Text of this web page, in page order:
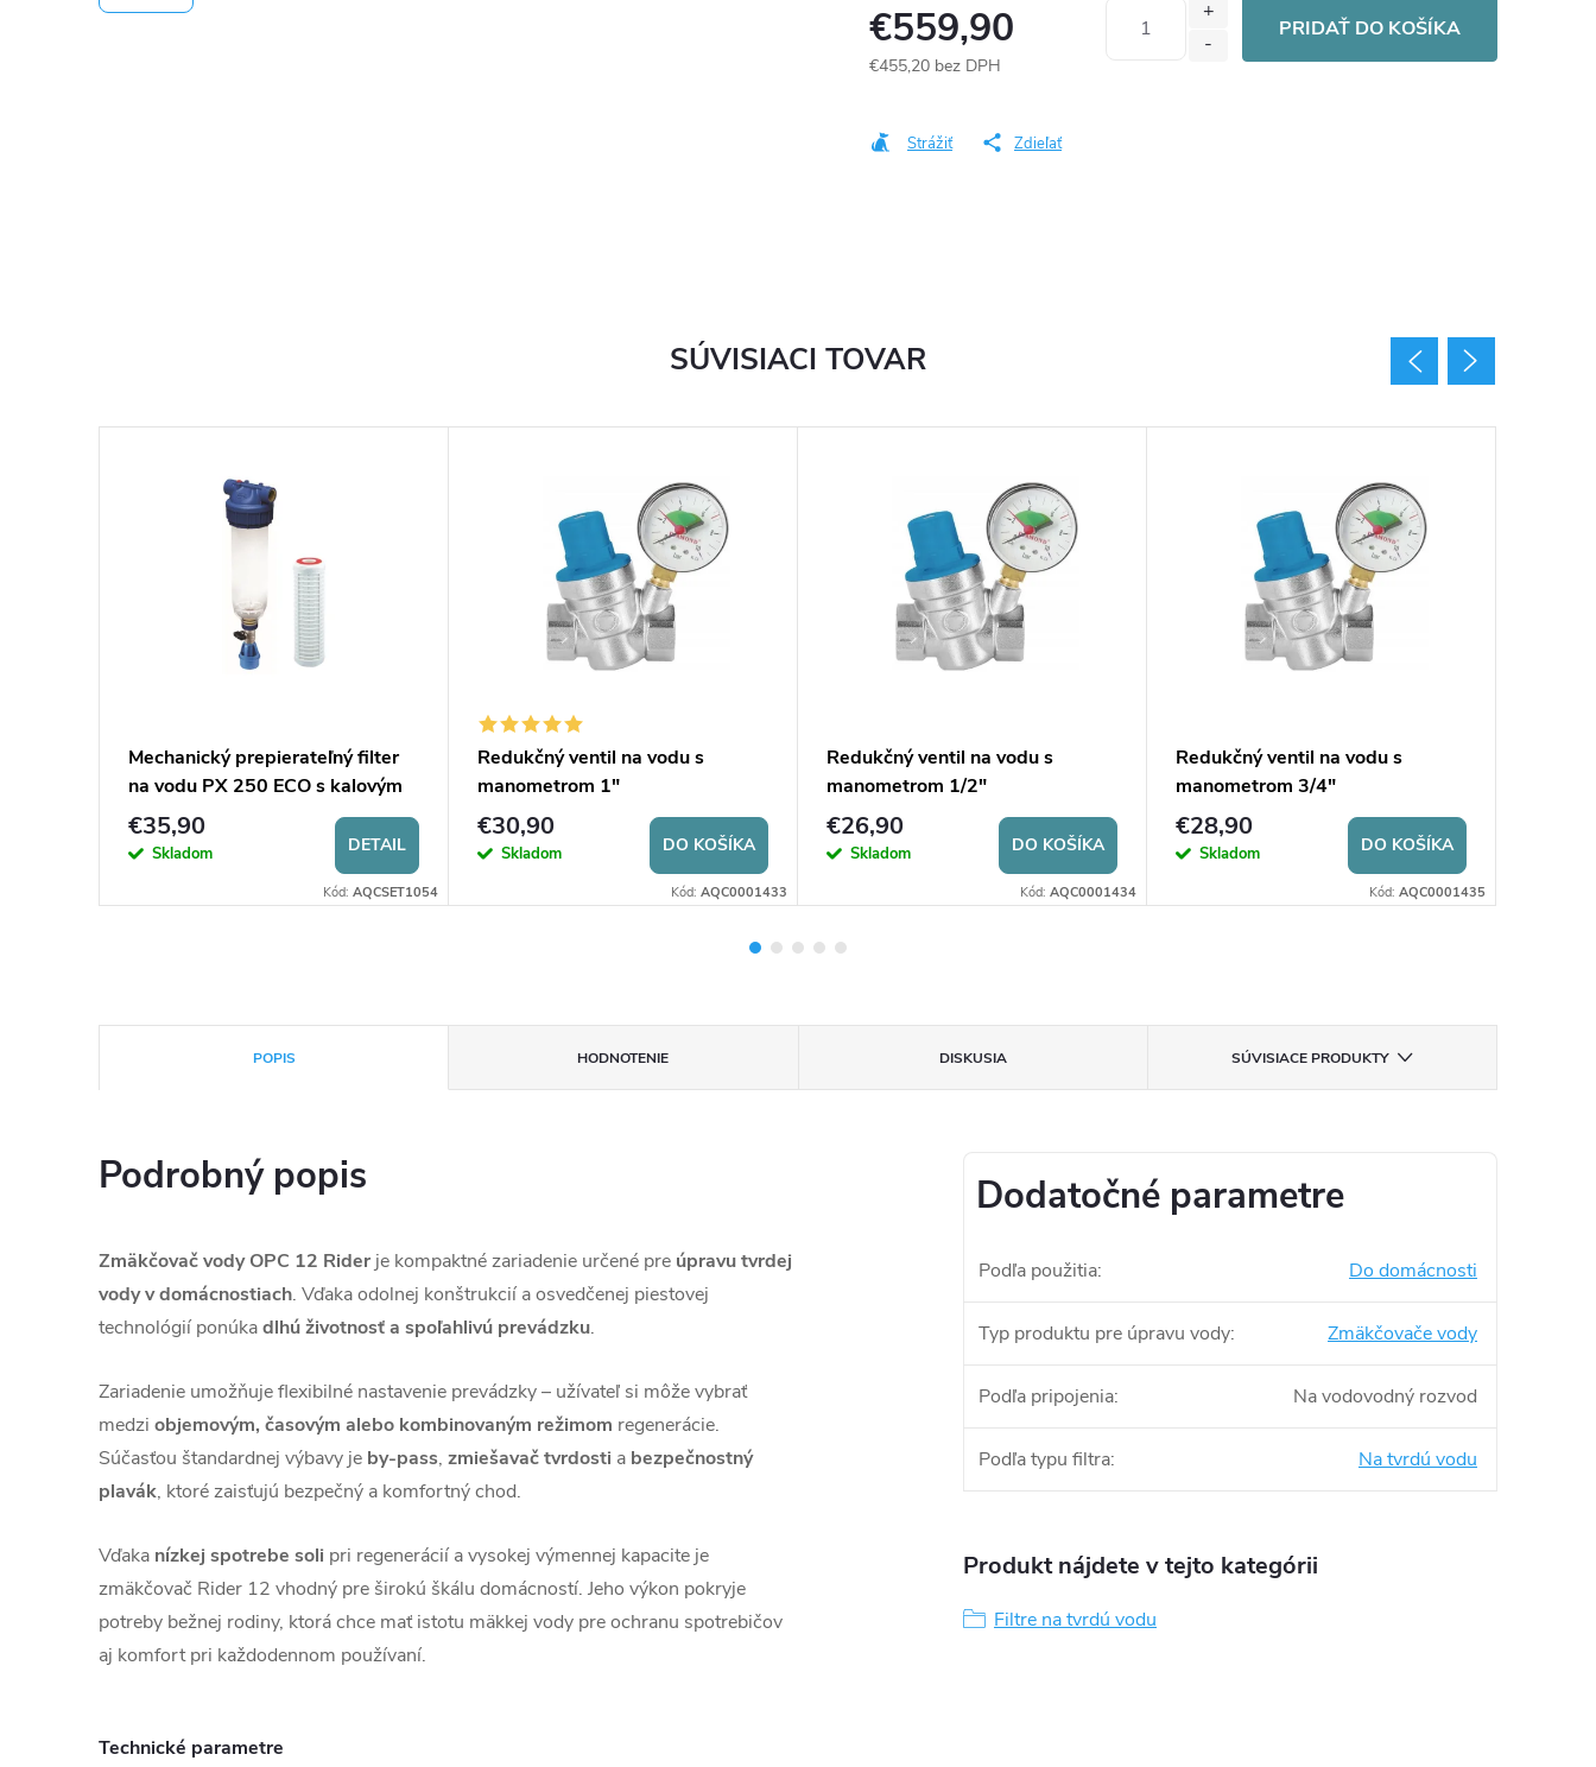
€559,90
€455,20 bez DPH
PRIDAŤ DO KOŠÍKA
Strážiť Zdieľať
POPIS HODNOTENIE DISKUSIA SÚVISIACE PRODUKTY
Podrobný popis
Zmäkčovač vody OPC 12 Rider je kompaktné zariadenie určené pre úpravu tvrdej
vody v domácnostiach. Vďaka odolnej konštrukcií a osvedčenej piestovej
technológií ponúkadlhú životnosť a spoľahlivú prevádzku.
Zariadenie umožňuje flexibilné nastavenie prevádzky – užívateľ si môže vybrať
medzi objemovým, časovým alebo kombinovaným režimom regenerácie.
Súčasťou štandardnej výbavy je by-pass, zmiešavač tvrdosti a bezpečnostný
plavák, ktoré zaisťujú bezpečný a komfortný chod.
Vďaka nízkej spotrebe soli pri regenerácií a vysokej výmennej kapacite je
zmäkčovač Rider 12 vhodný pre širokú škálu domácností. Jeho výkon pokryje
potreby bežnej rodiny, ktorá chce mať istotu mäkkej vody pre ochranu spotrebičov
aj komfort pri každodennom používaní.
Technické parametre
Dodatočné parametre
Podľa použitia: Do domácnosti
Typ produktu pre úpravu vody: Zmäkčovače vody
Podľa pripojenia: Na vodovodný rozvod
Podľa typu filtra: Na tvrdú vodu
Produkt nájdete v tejto kategórii
Filtre na tvrdú vodu
SÚVISIACI TOVAR
Mechanický prepierateľný filter
na vodu PX 250 ECO s kalovým
ventilom
€35,90
Skladom DETAIL
Kód: AQCSET1054
Redukčný ventil na vodu s
manometrom 1"
€30,90
Skladom DO KOŠÍKA
Kód: AQC0001433
Redukčný ventil na vodu s
manometrom 1/2"
€26,90
Skladom DO KOŠÍKA
Kód: AQC0001434
Redukčný ventil na vodu s
manometrom 3/4"
€28,90
Skladom DO KOŠÍKA
Kód: AQC0001435